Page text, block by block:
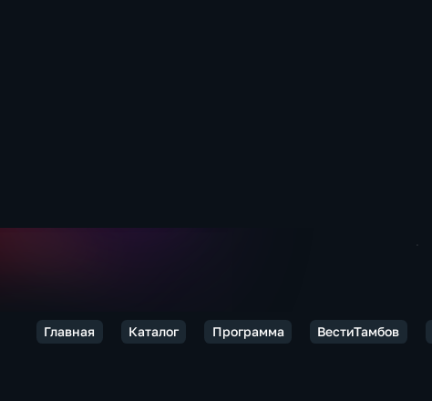
Главная Каталог Программа ВестиТамбов